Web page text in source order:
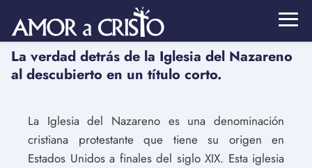
La verdad detrás de la Iglesia del Nazareno
al descubierto en un título corto.
La Iglesia del Nazareno es una denominación
cristiana protestante que tiene su origen en
Estados Unidos a finales del siglo XIX. Esta iglesia